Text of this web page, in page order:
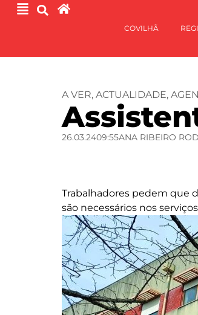
COVILHÃ
A VER, ACTUALIDADE,
26.03.2409:55ANA RIBEIRO
Trabalhadores pedem que
são necessários nos serviços